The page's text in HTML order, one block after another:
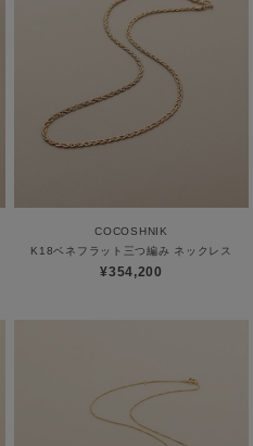
COCOSHNIK
K18ベネフラット三つ編み ネックレス
¥354,200